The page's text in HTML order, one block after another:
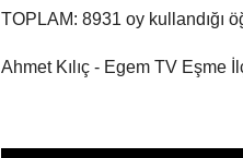
TOPLAM: 8931 oy kullandığı
Ahmet Kılıç - Egem TV Eşme